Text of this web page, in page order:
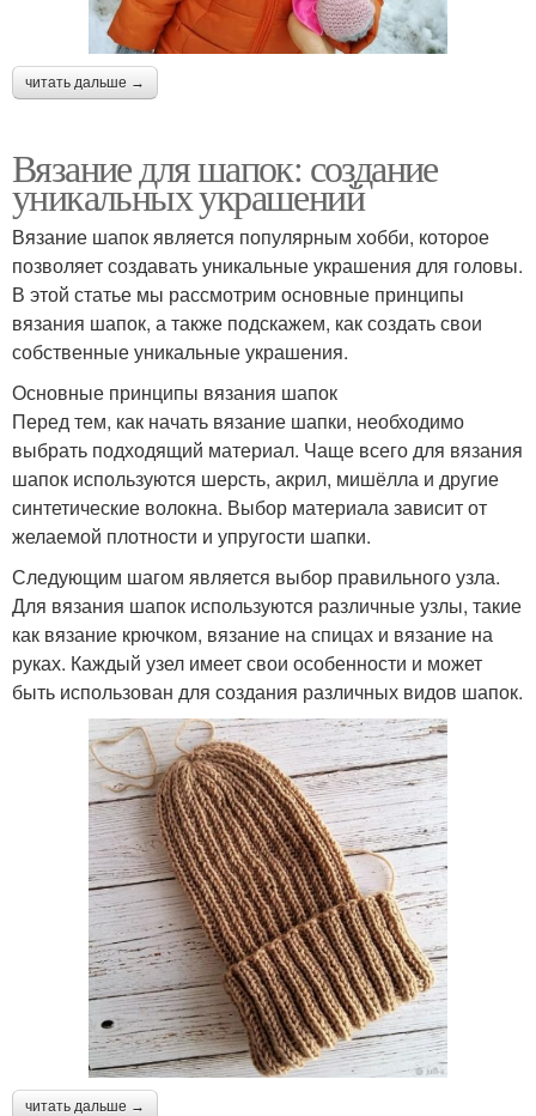
читать дальше →
Вязание для шапок: создание
уникальных украшений
Вязание шапок является популярным хобби, которое
позволяет создавать уникальные украшения для головы.
В этой статье мы рассмотрим основные принципы
вязания шапок, а также подскажем, как создать свои
собственные уникальные украшения.
Основные принципы вязания шапок
Перед тем, как начать вязание шапки, необходимо
выбрать подходящий материал. Чаще всего для вязания
шапок используются шерсть, акрил, мишёлла и другие
синтетические волокна. Выбор материала зависит от
желаемой плотности и упругости шапки.
Следующим шагом является выбор правильного узла.
Для вязания шапок используются различные узлы, такие
как вязание крючком, вязание на спицах и вязание на
руках. Каждый узел имеет свои особенности и может
быть использован для создания различных видов шапок.
читать дальше →